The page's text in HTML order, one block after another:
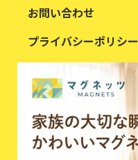
お問い合わせ
プライバシーポリシー